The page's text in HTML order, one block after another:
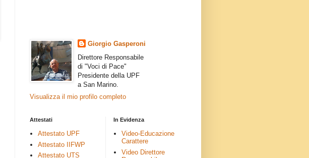
Giorgio Gasperoni
Direttore Responsabile
di "Voci di Pace"
Presidente della UPF
a San Marino.
Visualizza il mio profilo completo
Attestati
Attestato UPF
Attestato IIFWP
Attestato UTS
In Evidenza
Video-Educazione
Carattere
Video Direttore